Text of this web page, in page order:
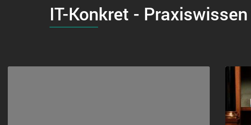
IT-Konkret -